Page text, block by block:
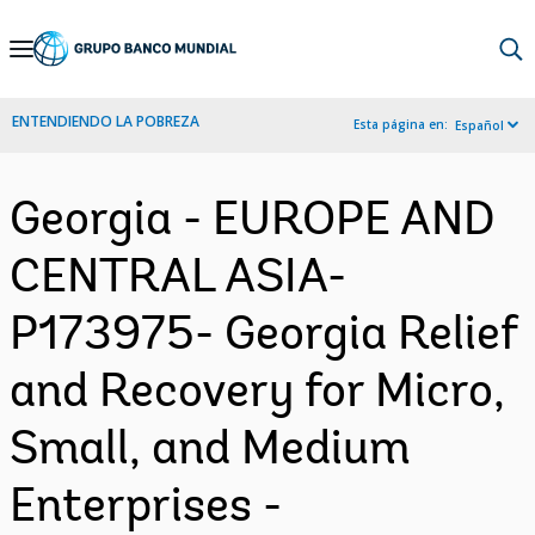
Skip
Navigation
ENTENDIENDO LA POBREZA Esta página en: Español
Georgia - EUROPE AND
CENTRAL ASIA-
P173975- Georgia Relief
and Recovery for Micro,
Small, and Medium
Enterprises -